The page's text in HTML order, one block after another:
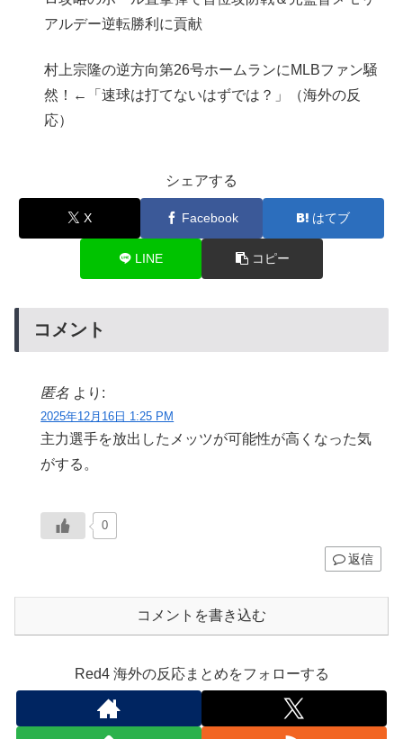
アルデー逆転勝利に貢献
村上宗隆の逆方向第26号ホームランにMLBファン騒
然！←「速球は打てないはずでは？」（海外の反
応）
シェアする
X Facebook はてブ
LINE コピー
コメント
匿名 より:
2025年12月16日 1:25 PM
主力選手を放出したメッツが可能性が高くなった気
がする。
0
返信
コメントを書き込む
Red4 海外の反応まとめをフォローする